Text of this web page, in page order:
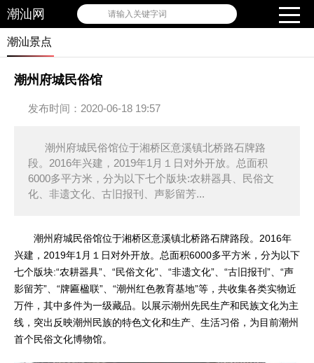
潮汕网 请输入关键字词
潮汕景点
潮州府城民俗馆
发布时间：2020-06-18 19:57
潮州府城民俗馆位于湘桥区意溪镇北桥路石牌路
段。2016年兴建，2019年1月１日对外开放。总面积
6000多平方米，分为以下七个版块:农耕器具、民俗文
化、非遗文化、古旧报刊、声影留芳...
潮州府城民俗馆位于湘桥区意溪镇北桥路石牌路段。2016年
兴建，2019年1月１日对外开放。总面积6000多平方米，分为以下
七个版块:“农耕器具”、“民俗文化”、“非遗文化”、“古旧报刊”、“声
影留芳”、“牌匾楹联”、“潮州红色教育基地”等，共收集各类实物近
万件，其中多件为一级藏品。以展示潮州先民生产和民族文化为主
线，突出反映潮州民族的特色文化和生产、生活习俗，为目前潮州
首个民俗文化博物馆。